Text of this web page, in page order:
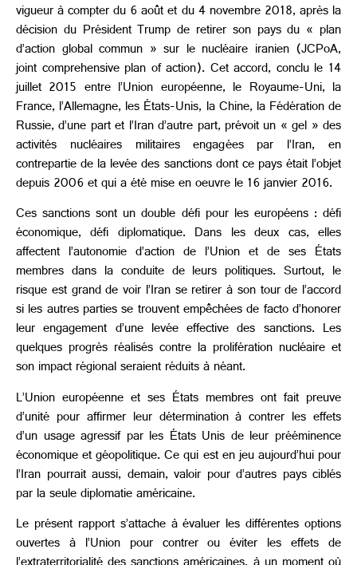
vigueur à compter du 6 août et du 4 novembre 2018, après la
décision du Président Trump de retirer son pays du « plan
d’action global commun » sur le nucléaire iranien (JCPoA,
joint comprehensive plan of action). Cet accord, conclu le 14
juillet 2015 entre l’Union européenne, le Royaume-Uni, la
France, l’Allemagne, les États-Unis, la Chine, la Fédération de
Russie, d’une part et l’Iran d’autre part, prévoit un « gel » des
activités nucléaires militaires engagées par l’Iran, en
contrepartie de la levée des sanctions dont ce pays était l’objet
depuis 2006 et qui a été mise en oeuvre le 16 janvier 2016.
Ces sanctions sont un double défi pour les européens : défi
économique, défi diplomatique. Dans les deux cas, elles
affectent l’autonomie d’action de l’Union et de ses États
membres dans la conduite de leurs politiques. Surtout, le
risque est grand de voir l’Iran se retirer à son tour de l’accord
si les autres parties se trouvent empêchées de facto d’honorer
leur engagement d’une levée effective des sanctions. Les
quelques progrès réalisés contre la prolifération nucléaire et
son impact régional seraient réduits à néant.
L’Union européenne et ses États membres ont fait preuve
d’unité pour affirmer leur détermination à contrer les effets
d’un usage agressif par les États Unis de leur prééminence
économique et géopolitique. Ce qui est en jeu aujourd’hui pour
l’Iran pourrait aussi, demain, valoir pour d’autres pays ciblés
par la seule diplomatie américaine.
Le présent rapport s’attache à évaluer les différentes options
ouvertes à l’Union pour contrer ou éviter les effets de